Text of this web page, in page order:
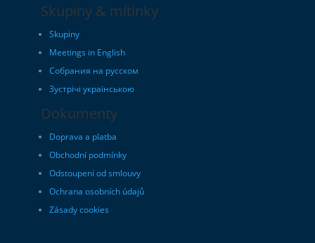
Skupiny & mítinky
Skupiny
Meetings in English
Собрания на русском
Зустрічі українською
Dokumenty
Doprava a platba
Obchodní podmínky
Odstoupení od smlouvy
Ochrana osobních údajů
Zásady cookies